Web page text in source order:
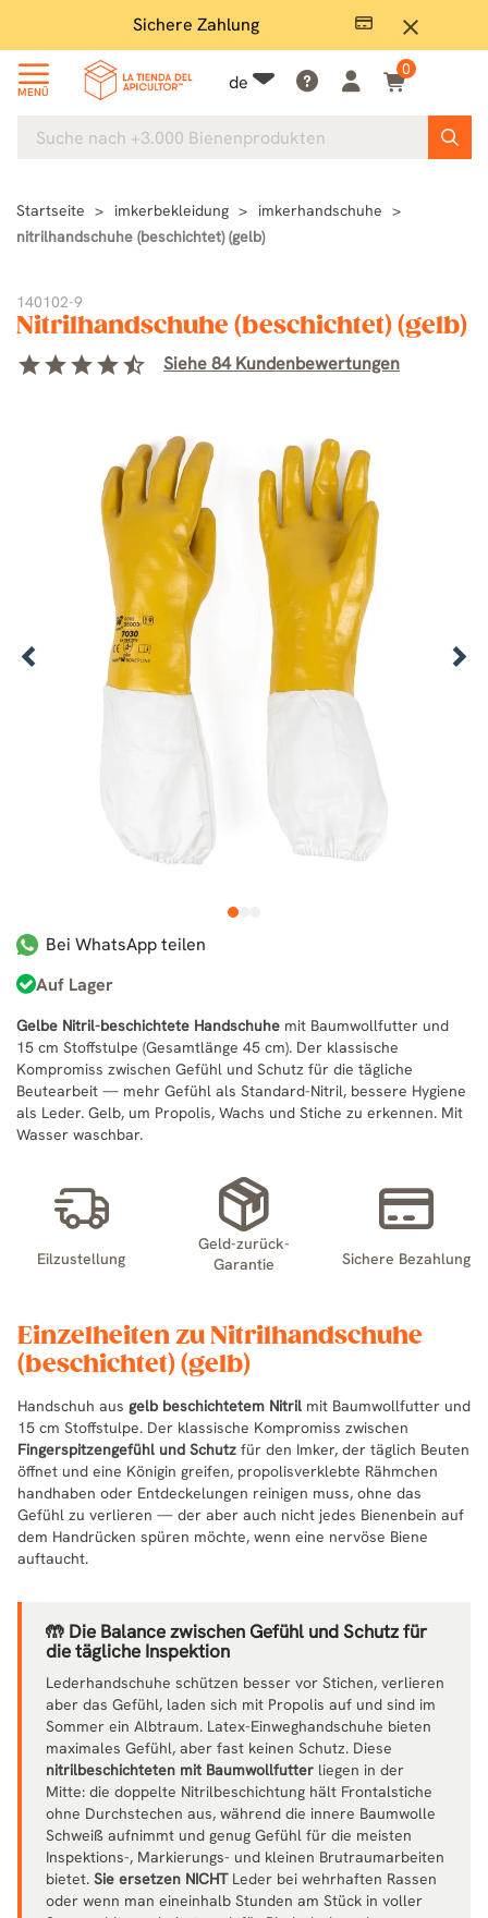
close
Sichere Zahlung
MENÜ de
0
Startseite imkerbekleidung
imkerhandschuhe
nitrilhandschuhe (beschichtet) (gelb)
140102-9
Nitrilhandschuhe (beschichtet) (gelb)
starstarstarstarstar_half Siehe 84 Kundenbewertungen
1
Bei WhatsApp teilen
Auf Lager
Gelbe Nitril-beschichtete Handschuhe mit Baumwollfutter und
15 cm Stoffstulpe (Gesamtlänge 45 cm). Der klassische
Kompromiss zwischen Gefühl und Schutz für die tägliche
Beutearbeit — mehr Gefühl als Standard-Nitril, bessere Hygiene
als Leder. Gelb, um Propolis, Wachs und Stiche zu erkennen. Mit
Wasser waschbar.
Eilzustellung
Geld-zurück-
Garantie
Sichere Bezahlung
Einzelheiten zu Nitrilhandschuhe
(beschichtet) (gelb)
Handschuh aus gelb beschichtetem Nitril mit Baumwollfutter und
15 cm Stoffstulpe. Der klassische Kompromiss zwischen
Fingerspitzengefühl und Schutz für den Imker, der täglich Beuten
öffnet und eine Königin greifen, propolisverklebte Rähmchen
handhaben oder Entdeckelungen reinigen muss, ohne das
Gefühl zu verlieren — der aber auch nicht jedes Bienenbein auf
dem Handrücken spüren möchte, wenn eine nervöse Biene
auftaucht.
🤲 Die Balance zwischen Gefühl und Schutz für
die tägliche Inspektion
Lederhandschuhe schützen besser vor Stichen, verlieren
aber das Gefühl, laden sich mit Propolis auf und sind im
Sommer ein Albtraum. Latex-Einweghandschuhe bieten
maximales Gefühl, aber fast keinen Schutz. Diese
nitrilbeschichteten mit Baumwollfutter liegen in der
Mitte: die doppelte Nitrilbeschichtung hält Frontalstiche
ohne Durchstechen aus, während die innere Baumwolle
Schweiß aufnimmt und genug Gefühl für die meisten
Inspektions-, Markierungs- und kleinen Brutraumarbeiten
bietet. Sie ersetzen NICHTLeder bei wehrhaften Rassen
oder wenn man eineinhalb Stunden am Stück in voller